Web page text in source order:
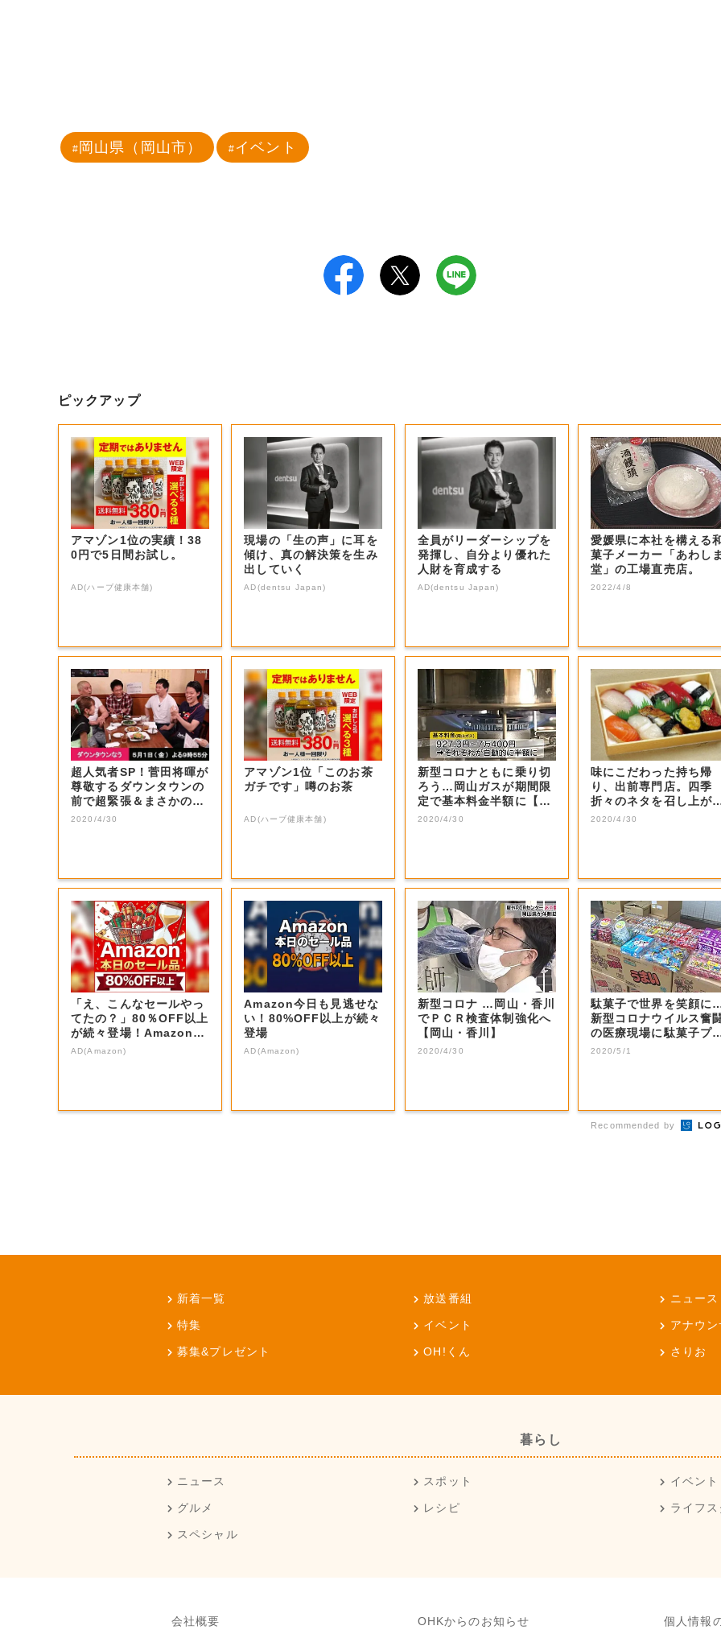
岡山県（岡山市） イベント
ピックアップ
アマゾン1位の実績！38
0円で5日間お試し。
AD(ハーブ健康本舗)
現場の「生の声」に耳を
傾け、真の解決策を生み
出していく
AD(dentsu Japan)
全員がリーダーシップを
発揮し、自分より優れた
人財を育成する
AD(dentsu Japan)
愛媛県に本社を構える
菓子メーカー「あわし
堂」の工場直売店。
2022/4/8
超人気者SP！菅田将暉が
尊敬するダウンタウンの
前で超緊張＆まさかの大
号泣！思いを...
2020/4/30
アマゾン1位「このお茶
ガチです」噂のお茶
AD(ハーブ健康本舗)
新型コロナともに乗り切
ろう…岡山ガスが期間限
定で基本料金半額に【岡
山・岡山市】
2020/4/30
味にこだわった持ち帰
り、出前専門店。四季
折々のネタを召し上が
れ。
2020/4/30
「え、こんなセールやっ
てたの？」80％OFF以上
が続々登場！Amazonの
本気が...
AD(Amazon)
Amazon今日も見逃せな
い！80%OFF以上が続々
登場
AD(Amazon)
新型コロナ …岡山・香川
でＰＣＲ検査体制強化へ
【岡山・香川】
2020/4/30
駄菓子で世界を笑顔に
新型コロナウイルス奮
の医療現場に駄菓子プ
ゼント【岡山】
2020/5/1
Recommended by
新着一覧 放送番組 ニュース
特集 イベント アナウ
募集&プレゼント OH!くん さりお
暮らし
ニュース スポット イベント
グルメ レシピ ライフ
スペシャル
会社概要 OHKからのお知らせ 個人情報